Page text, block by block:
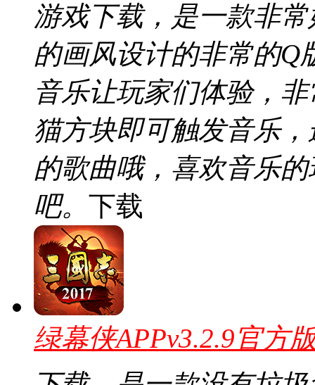
游戏下载，是一款非
的画风设计的非常的Q
音乐让玩家们体验，
猫方块即可触发音乐
的歌曲哦，喜欢音乐
吧。 下载
绿幕侠APPv3.2.9官方